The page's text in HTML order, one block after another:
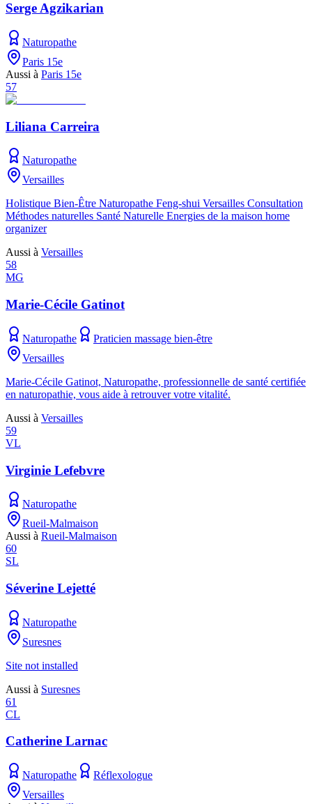
Serge Agzikarian
Naturopathe
Paris 15e
Aussi à Paris 15e
57
Liliana Carreira
Naturopathe
Versailles
Holistique Bien-Être Naturopathe Feng-shui Versailles Consultation
Méthodes naturelles Santé Naturelle Energies de la maison home
organizer
Aussi à Versailles
58
MG
Marie-Cécile Gatinot
Naturopathe
Praticien massage bien-être
Versailles
Marie-Cécile Gatinot, Naturopathe, professionnelle de santé certifiée
en naturopathie, vous aide à retrouver votre vitalité.
Aussi à Versailles
59
VL
Virginie Lefebvre
Naturopathe
Rueil-Malmaison
Aussi à Rueil-Malmaison
60
SL
Séverine Lejetté
Naturopathe
Suresnes
Site not installed
Aussi à Suresnes
61
CL
Catherine Larnac
Naturopathe
Réflexologue
Versailles